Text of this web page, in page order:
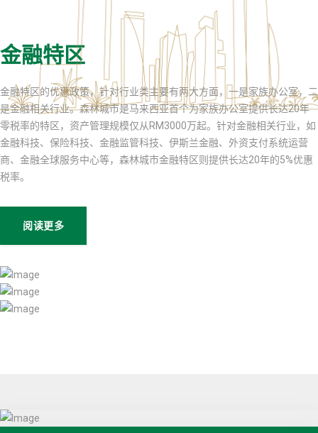
金融特区
金融特区的优惠政策，针对行业类主要有两大方面，一是家族办公室，二
是金融相关行业。森林城市是马来西亚首个为家族办公室提供长达20年
零税率的特区，资产管理规模仅从RM3000万起。针对金融相关行业，如
金融科技、保险科技、金融监管科技、伊斯兰金融、外资支付系统运营
商、金融全球服务中心等，森林城市金融特区则提供长达20年的5%优惠
税率。
阅读更多